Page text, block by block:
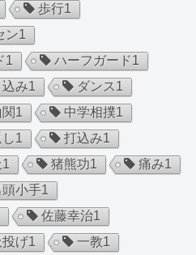
歩行1
ン1
1 ハーフガード1
み1 ダンス1
1 中学相撲1
1 打込み1
1 猪熊功1 痛み1
頭小手1
佐藤幸治1
投げ1 一教1